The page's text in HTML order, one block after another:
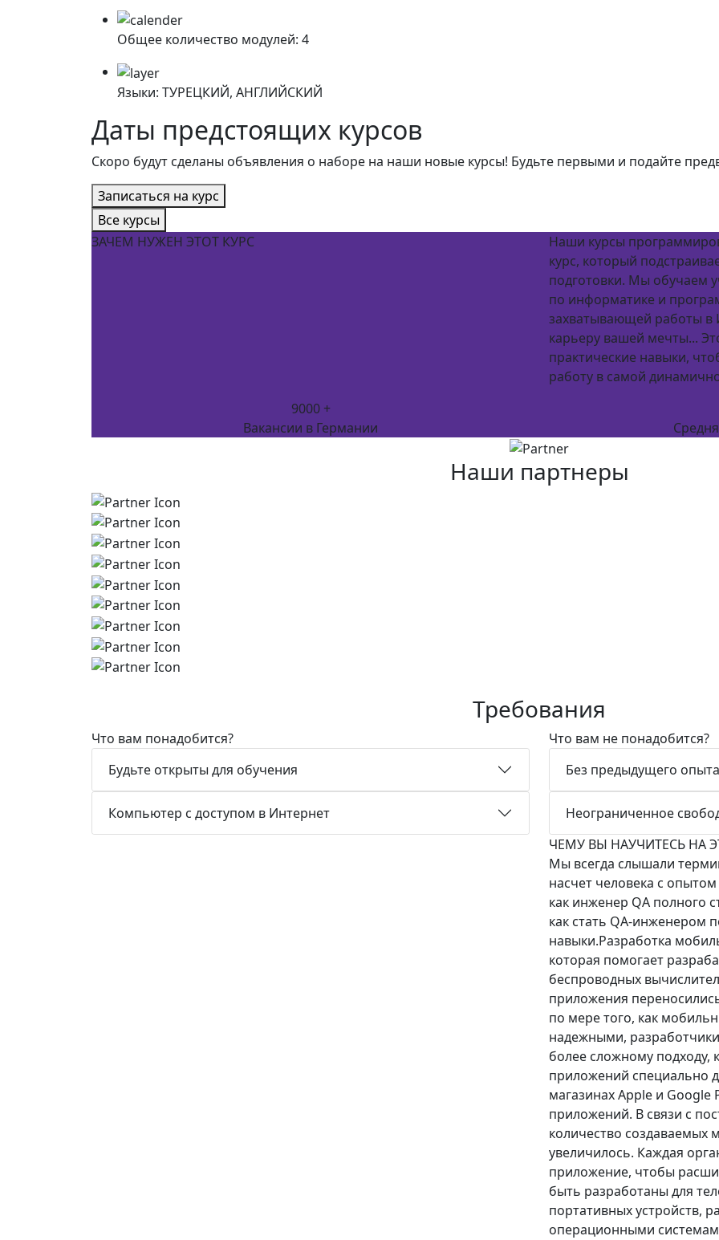
Общее количество модулей: 4
Языки: ТУРЕЦКИЙ, АНГЛИЙСКИЙ
Даты предстоящих курсов
Скоро будут сделаны объявления о наборе на наши новые курсы! Будьте первыми и подайте
Записаться на курс
Все курсы
ЗАЧЕМ НУЖЕН ЭТОТ КУРС
Наши курсы
курс, который
подготовки. Мы обучаем
по информатике и
захватывающей работы
карьеру вашей мечты...
практические навыки,
работу в самой
9000 +
Вакансии в Германии
Наши партнеры
Требования
Что вам понадобится?
Будьте открыты для обучения
Компьютер с доступом в Интернет
Что вам не понадобится?
Без предыдущего опыта
Неограниченное
ЧЕМУ ВЫ НАУЧИТЕСЬ НА
Мы всегда слышали
насчет человека с
как инженер QA полного
как стать QA-инженером
навыки.Разработка
которая помогает
беспроводных
приложения
по мере того, как
надежными,
более сложному подходу,
приложений специально
магазинах Apple и
приложений. В связи с
количество
увеличилось. Каждая
приложение, чтобы
быть разработаны для
портативных устройств,
операционными